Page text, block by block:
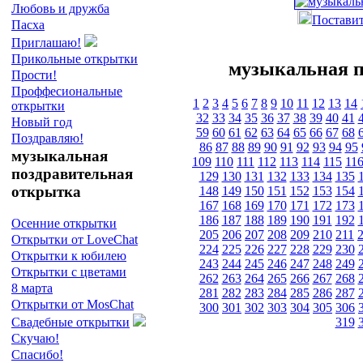
Любовь и дружба
Пасха
Приглашаю!
Прикольные открытки
Прости!
Проффесиональные
открытки
Новый год
Поздравляю!
музыкальная
поздравительная
открытка
Осенние открытки
Открытки от LoveChat
Открытки к юбилею
Открытки с цветами
8 марта
Открытки от MosChat
Свадебные открытки
Скучаю!
Спасибо!
музыкальная
1 2 3 4 5 6 7 8 9 10 11 12 13 14
32 33 34 35 36 37 38 39 40 41
59 60 61 62 63 64 65 66 67 68
86 87 88 89 90 91 92 93 94 95
109 110 111 112 113 114 115 116
129 130 131 132 133 134 135
148 149 150 151 152 153 154
167 168 169 170 171 172 173
186 187 188 189 190 191 192
205 206 207 208 209 210 211
224 225 226 227 228 229 230
243 244 245 246 247 248 249
262 263 264 265 266 267 268
281 282 283 284 285 286 287
300 301 302 303 304 305 306
319